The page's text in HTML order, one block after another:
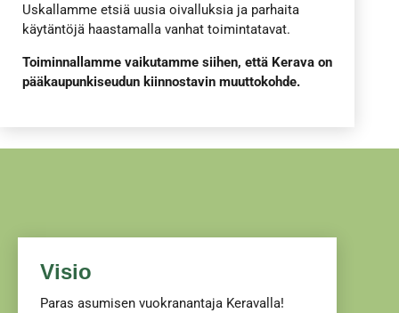
Uskallamme etsiä uusia oivalluksia ja parhaita
käytäntöjä haastamalla vanhat toimintatavat.
Toiminnallamme vaikutamme siihen, että Kerava on
pääkaupunkiseudun kiinnostavin muuttokohde.
Visio
Paras asumisen vuokranantaja Keravalla!